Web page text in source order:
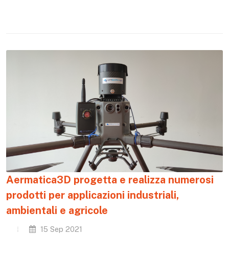
Aermatica3D progetta e realizza numerosi
prodotti per applicazioni industriali,
ambientali e agricole
15 Sep 2021